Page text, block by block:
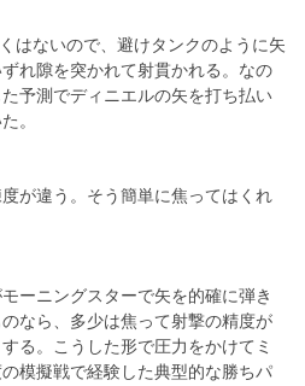
はないので、避けタンクのように矢
れ隙を突かれて射貫かれる。なの
予測でディニエルの矢を打ち払い
。
が違う。そう簡単に焦ってはくれ
ーニングスターで矢を的確に弾き
なら、多少は焦って射撃の精度が
る。こうした形で圧力をかけてミ
模擬戦で経験した典型的な勝ちパ